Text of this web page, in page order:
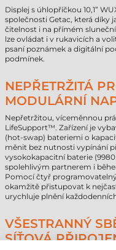
Displej s úhlopříčkou 10,1”
společnosti Getac, která díky
čitelnost i na přímém
lze ovládat i v rukavicích a
psaní poznámek a digitální
podmínek.
NEPŘETRŽITÁ
MODULÁRNÍ
Nepřetržitou, víceměnnou
LifeSupport™. Zařízení je
(hot-swap) bateriemi o
měnit bez nutnosti vypínání
vysokokapacitní baterie
spolehlivým partnerem i
Pomocí čtyř
okamžitě přistupovat k
urychluje plnění
VŠESTRANNÝ
SÍŤOVÁ